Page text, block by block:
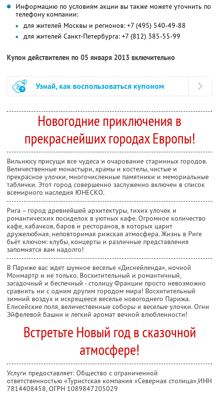
Информацию по условиям акции вы также можете уточнить по
телефону компании:
для жителей Москвы и регионов: +7 (495) 540-49-88
для жителей Санкт-Петербурга: +7 (812) 385-55-99
Купон действителен по 05 января 2013 включительно
Узнай, как воспользоваться купоном
Новогодние приключения в
прекраснейших городах Европы!
Вильнюсу присущи все чудеса и очарование старинных городов.
Величественные монастыри, храмы и костелы, чистые и
прекрасное улочки, многочисленные памятники и мемориальные
таблички. Этот город совершенно заслуженно включен в список
всемирного наследия ЮНЕСКО.
Рига – город древнейшей архитектуры, тихих улочек и
романтических посиделок в уютных кафе. Огромное количество
кафе, кабачков, баров и ресторанов, в которых царит
дружелюбная, неповторимая рижская атмосфера. Жизнь в Риге
бьёт ключом: клубы, концерты и различные представления
запомнятся вам надолго!
В Париже вас ждет шумное веселье «Диснейленда», ночной
Монмартр и не только. Восхитительный и романтичный,
загадочный и беспечный - столицу Франции просто невозможно
сравнить ни с одним другим городом мира! Восхитительный
зимний воздух и искрящееся веселье новогоднего Парижа.
Елисейские поля, величественные соборы и веселые улочки. Огни
Эйфелевой башни и легкий аромат вечной влюбленности!
Встретьте Новый год в сказочной
атмосфере!
Услуги предоставляет: Общество с ограниченной
ответственностью «Туристская компания «Северная столица»,ИНН
7814408458, ОГРН 1089847205029